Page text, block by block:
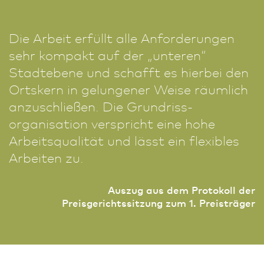
Die Arbeit erfüllt alle Anforderungen
sehr kompakt auf der „unteren“
Stadtebene und schafft es hierbei den
Ortskern in gelungener Weise räumlich
anzuschließen. Die Grund­riss­
organisation verspricht eine hohe
Arbeitsqualität und lässt ein flexibles
Arbeiten zu.
Auszug aus dem Protokoll der
Preisgerichtssitzung zum 1. Preisträger